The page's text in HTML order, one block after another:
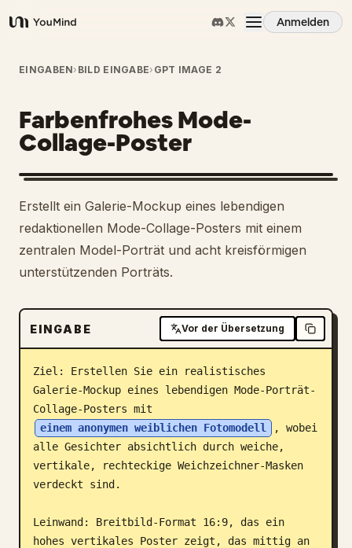
YouMind
Anmelden
Übersicht
Anwendungsfälle
Fähigkeiten
Prompts
Preise
Download
Blog
Updates
EINGABEN› BILD EINGABE› GPT IMAGE 2
Farbenfrohes Mode-
Collage-Poster
Erstellt ein Galerie-Mockup eines lebendigen
redaktionellen Mode-Collage-Posters mit einem
zentralen Model-Porträt und acht kreisförmigen
unterstützenden Porträts.
EINGABE Vor der Übersetzung
Ziel: Erstellen Sie ein realistisches
Galerie-Mockup eines lebendigen Mode-Porträt-
Collage-Posters mit
einem anonymen weiblichen Fotomodell
, wobei
alle Gesichter absichtlich durch weiche,
vertikale, rechteckige Weichzeichner-Masken
verdeckt sind.
Leinwand: Breitbild-Format 16:9, das ein
hohes vertikales Poster zeigt, das mittig an